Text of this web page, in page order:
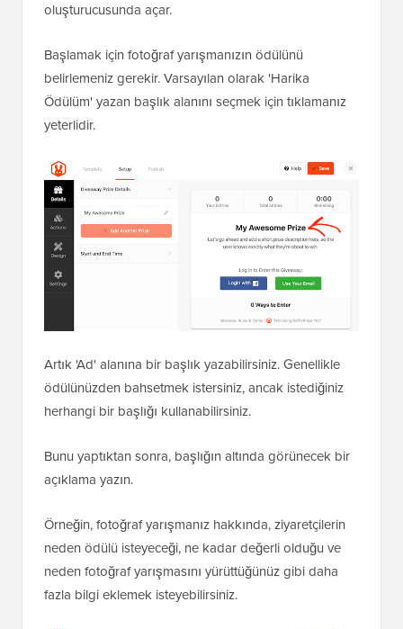
oluşturucusunda açar.
Başlamak için fotoğraf yarışmanızın ödülünü
belirlemeniz gerekir. Varsayılan olarak 'Harika
Ödülüm' yazan başlık alanını seçmek için tıklamanız
yeterlidir.
Artık 'Ad' alanına bir başlık yazabilirsiniz. Genellikle
ödülünüzden bahsetmek istersiniz, ancak istediğiniz
herhangi bir başlığı kullanabilirsiniz.
Bunu yaptıktan sonra, başlığın altında görünecek bir
açıklama yazın.
Örneğin, fotoğraf yarışmanız hakkında, ziyaretçilerin
neden ödülü isteyeceği, ne kadar değerli olduğu ve
neden fotoğraf yarışmasını yürüttüğünüz gibi daha
fazla bilgi eklemek isteyebilirsiniz.